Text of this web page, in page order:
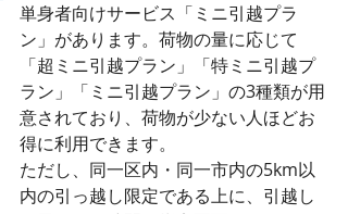
単身者向けサービス「ミニ引越プラ
ン」があります。荷物の量に応じて
「超ミニ引越プラン」「特ミニ引越プ
ラン」「ミニ引越プラン」の3種類が用
意されており、荷物が少ない人ほどお
得に利用できます。
ただし、同一区内・同一市内の5km以
内の引っ越し限定である上に、引越し